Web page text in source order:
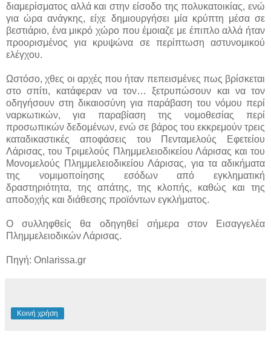
διαμερίσματος αλλά και στην είσοδο της πολυκατοικίας, ενώ
για ώρα ανάγκης, είχε δημιουργήσει μία κρύπτη μέσα σε
βεστιάριο, ένα μικρό χώρο που έμοιαζε με έπιπλο αλλά ήταν
προορισμένος για κρυψώνα σε περίπτωση αστυνομικού
ελέγχου.
Ωστόσο, χθες οι αρχές που ήταν πεπεισμένες πως βρίσκεται
στο σπίτι, κατάφεραν να τον… ξετρυπώσουν και να τον
οδηγήσουν στη δικαιοσύνη για παράβαση του νόμου περί
ναρκωτικών, για παραβίαση της νομοθεσίας περί
προσωπικών δεδομένων, ενώ σε βάρος του εκκρεμούν τρεις
καταδικαστικές αποφάσεις του Πενταμελούς Εφετείου
Λάρισας, του Τριμελούς Πλημμελειοδικείου Λάρισας και του
Μονομελούς Πλημμελειοδικείου Λάρισας, για τα αδικήματα
της νομιμοποίησης εσόδων από εγκληματική
δραστηριότητα, της απάτης, της κλοπής, καθώς και της
αποδοχής και διάθεσης προϊόντων εγκλήματος.
Ο συλληφθείς θα οδηγηθεί σήμερα στον Εισαγγελέα
Πλημμελειοδικών Λάρισας.
Πηγή: Onlarissa.gr
Κοινή χρήση